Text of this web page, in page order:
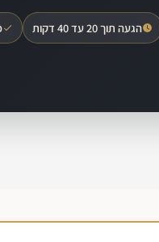
הגעה תוך 20 עד 40 דקות